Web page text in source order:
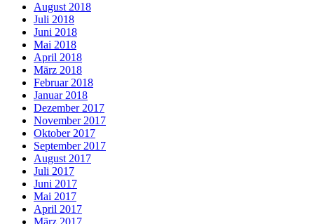
August 2018
Juli 2018
Juni 2018
Mai 2018
April 2018
März 2018
Februar 2018
Januar 2018
Dezember 2017
November 2017
Oktober 2017
September 2017
August 2017
Juli 2017
Juni 2017
Mai 2017
April 2017
März 2017